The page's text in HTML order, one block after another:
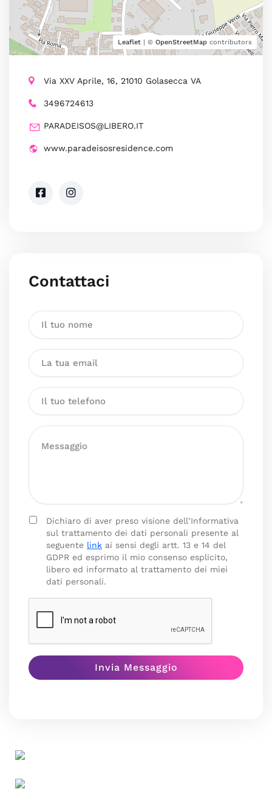
Leaflet | © OpenStreetMap contributors
Via XXV Aprile, 16, 21010 Golasecca VA
3496724613
PARADEISOS@LIBERO.IT
www.paradeisosresidence.com
Contattaci
Dichiaro di aver preso visione dell’Informativa
sul trattamento dei dati personali presente al
seguente link ai sensi degli artt. 13 e 14 del
GDPR ed esprimo il mio consenso esplicito,
libero ed informato al trattamento dei miei
dati personali.